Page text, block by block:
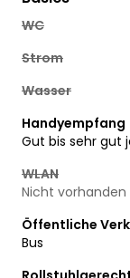
WC
Strom
Wasser
Handyempfang
Gut bis sehr gut
WLAN
Nicht vorhanden
Öffentliche
Bus